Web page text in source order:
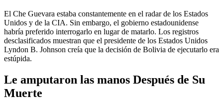
El Che Guevara estaba constantemente en el radar de los Estados
Unidos y de la CIA. Sin embargo, el gobierno estadounidense
habría preferido interrogarlo en lugar de matarlo. Los registros
desclasificados muestran que el presidente de los Estados Unidos
Lyndon B. Johnson creía que la decisión de Bolivia de ejecutarlo era
estúpida.
Le amputaron las manos Después de Su
Muerte